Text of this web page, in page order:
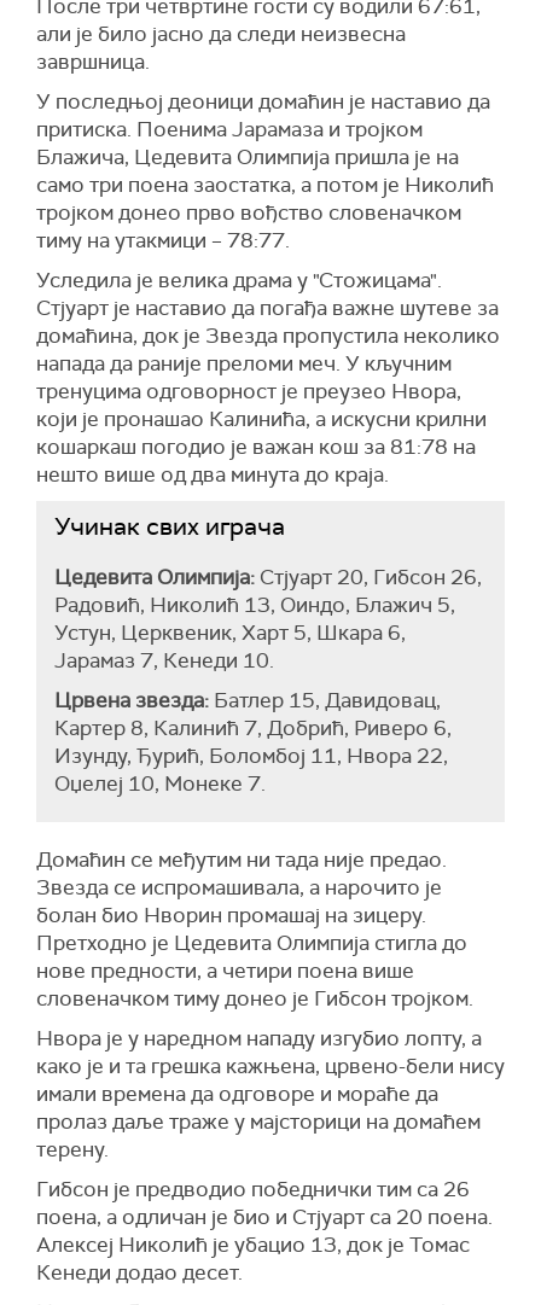
После три четвртине гости су водили 67:61,
али је било јасно да следи неизвесна
завршница.
У последњој деоници домаћин је наставио да
притиска. Поенима Јарамаза и тројком
Блажича, Цедевита Олимпија пришла је на
само три поена заостатка, а потом је Николић
тројком донео прво вођство словеначком
тиму на утакмици – 78:77.
Уследила је велика драма у "Стожицама".
Стјуарт је наставио да погађа важне шутеве за
домаћина, док је Звезда пропустила неколико
напада да раније преломи меч. У кључним
тренуцима одговорност је преузео Нвора,
који је пронашао Калинића, а искусни крилни
кошаркаш погодио је важан кош за 81:78 на
нешто више од два минута до краја.
Учинак свих играча
Цедевита Олимпија: Стјуарт 20, Гибсон 26,
Радовић, Николић 13, Оиндо, Блажич 5,
Устун, Церквеник, Харт 5, Шкара 6,
Јарамаз 7, Кенеди 10.
Црвена звезда: Батлер 15, Давидовац,
Картер 8, Калинић 7, Добрић, Риверо 6,
Изунду, Ђурић, Боломбој 11, Нвора 22,
Оџелеј 10, Монеке 7.
Домаћин се међутим ни тада није предао.
Звезда се испромашивала, а нарочито је
болан био Нворин промашај на зицеру.
Претходно је Цедевита Олимпија стигла до
нове предности, а четири поена више
словеначком тиму донео је Гибсон тројком.
Нвора је у наредном нападу изгубио лопту, а
како је и та грешка кажњена, црвено-бели нису
имали времена да одговоре и мораће да
пролаз даље траже у мајсторици на домаћем
терену.
Гибсон је предводио победнички тим са 26
поена, а одличан је био и Стјуарт са 20 поена.
Алексеј Николић је убацио 13, док је Томас
Кенеди додао десет.